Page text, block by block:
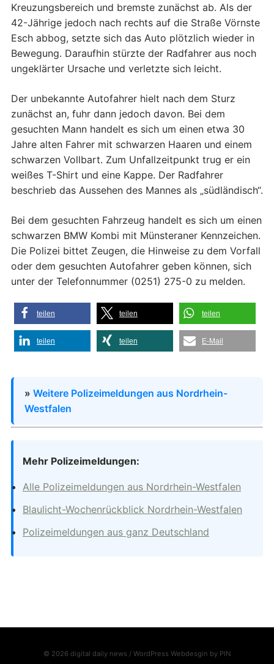
Kreuzungsbereich und bremste zunächst ab. Als der
42-Jährige jedoch nach rechts auf die Straße Vörnste
Esch abbog, setzte sich das Auto plötzlich wieder in
Bewegung. Daraufhin stürzte der Radfahrer aus noch
ungeklärter Ursache und verletzte sich leicht.
Der unbekannte Autofahrer hielt nach dem Sturz
zunächst an, fuhr dann jedoch davon. Bei dem
gesuchten Mann handelt es sich um einen etwa 30
Jahre alten Fahrer mit schwarzen Haaren und einem
schwarzen Vollbart. Zum Unfallzeitpunkt trug er ein
weißes T-Shirt und eine Kappe. Der Radfahrer
beschrieb das Aussehen des Mannes als „südländisch“.
Bei dem gesuchten Fahrzeug handelt es sich um einen
schwarzen BMW Kombi mit Münsteraner Kennzeichen.
Die Polizei bittet Zeugen, die Hinweise zu dem Vorfall
oder dem gesuchten Autofahrer geben können, sich
unter der Telefonnummer (0251) 275-0 zu melden.
teilen teilen teilen
teilen teilen E-Mail
» Weitere Polizeimeldungen aus Nordrhein-
Westfalen
Mehr Polizeimeldungen:
Alle Polizeimeldungen aus Nordrhein-Westfalen
Blaulicht-Wochenrückblick Nordrhein-Westfalen
Polizeimeldungen aus ganz Deutschland
© 2026 digital daily news / WordPress Webdesgin by PIN